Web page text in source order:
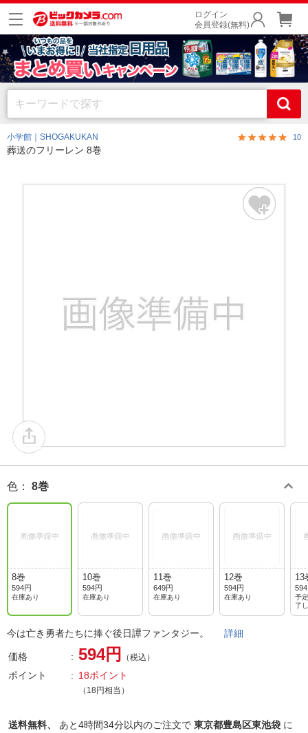
ログイン
会員登録(無料)
小学館｜SHOGAKUKAN 10
葬送のフリーレン 8巻
色 ： 8巻
8巻
594円
在庫あり
10巻
594円
在庫あり
11巻
649円
在庫あり
12巻
594円
在庫あり
13
予
了
今は亡き勇者たちに捧ぐ後日譚ファンタジー。 詳細
価格 594円 （税込）
ポイント 18ポイント
（18円相当）
送料無料、 あと4時間34分以内のご注文で 東京都豊島区東池袋 に